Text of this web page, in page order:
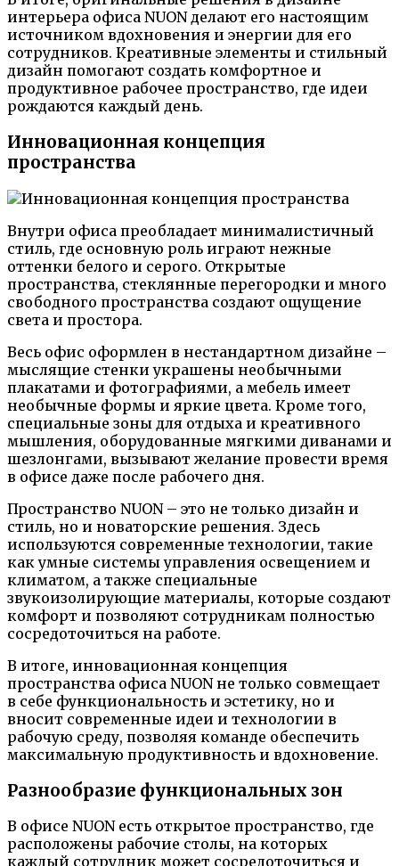
интерьера офиса NUON делают его настоящим
источником вдохновения и энергии для его
сотрудников. Креативные элементы и стильный
дизайн помогают создать комфортное и
продуктивное рабочее пространство, где идеи
рождаются каждый день.
Инновационная концепция
пространства
Внутри офиса преобладает минималистичный
стиль, где основную роль играют нежные
оттенки белого и серого. Открытые
пространства, стеклянные перегородки и много
свободного пространства создают ощущение
света и простора.
Весь офис оформлен в нестандартном дизайне –
мыслящие стенки украшены необычными
плакатами и фотографиями, а мебель имеет
необычные формы и яркие цвета. Кроме того,
специальные зоны для отдыха и креативного
мышления, оборудованные мягкими диванами и
шезлонгами, вызывают желание провести время
в офисе даже после рабочего дня.
Пространство NUON – это не только дизайн и
стиль, но и новаторские решения. Здесь
используются современные технологии, такие
как умные системы управления освещением и
климатом, а также специальные
звукоизолирующие материалы, которые создают
комфорт и позволяют сотрудникам полностью
сосредоточиться на работе.
В итоге, инновационная концепция
пространства офиса NUON не только совмещает
в себе функциональность и эстетику, но и
вносит современные идеи и технологии в
рабочую среду, позволяя команде обеспечить
максимальную продуктивность и вдохновение.
Разнообразие функциональных зон
В офисе NUON есть открытое пространство, где
расположены рабочие столы, на которых
каждый сотрудник может сосредоточиться и